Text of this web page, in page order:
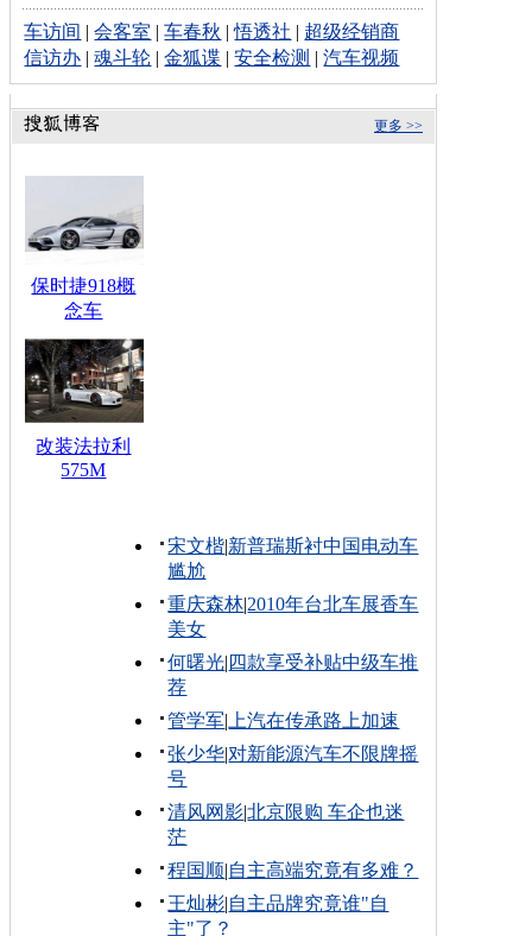
车访间 |会客室 |车春秋 |悟透社 | 超级经销商
信访办 |魂斗轮 |金狐谍 |安全检测 |汽车视频
更多 >>
保时捷918概
念车
改装法拉利
575M
宋文楷|新普瑞斯衬中国电动车
尴尬
重庆森林|2010年台北车展香车
美女
何曙光| 四款享受补贴中级车推
荐
管学军| 上汽在传承路上加速
张少华|对新能源汽车不限牌摇
号
清风网影|北京限购 车企也迷
茫
程国顺|自主高端究竟有多难？
王灿彬|自主品牌究竟谁"自
主"了？